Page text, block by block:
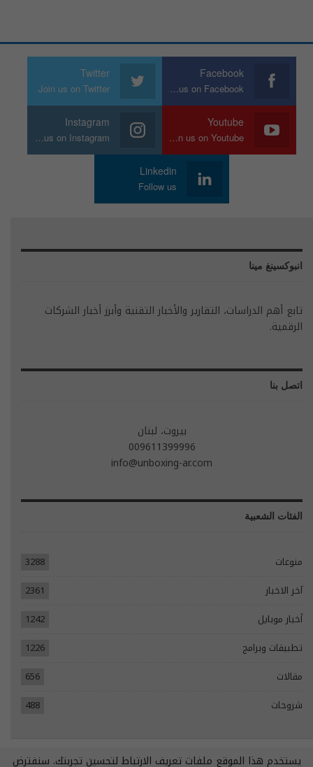
Facebook
Join us on Facebook
Twitter
Join us on Twitter
Youtube
Join us on Youtube
Instagram
Join us on Instagram
Linkedin
Follow us
انبوكسينغ مينا
تابع أهم الدراسات، التقارير والأخبار التقنية وأبرز أخبار الشركات
الرقمية.
اتصل بنا
بيروت، لبنان
009611399996
info@unboxing-ar.com
الفئات الشعبية
منوعات
3288
آخر الاخبار
2361
أخبار موبايل
1242
تطبيقات وبرامج
1226
مقالات
656
شروحات
488
يستخدم هذا الموقع ملفات تعريف الارتباط لتحسين تجربتك. سنفترض